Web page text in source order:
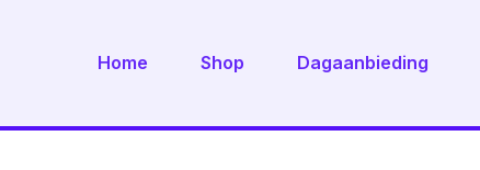
Home Shop Dagaanbieding